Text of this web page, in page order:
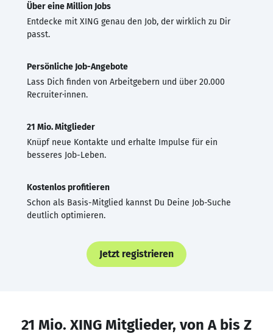
Über eine Million Jobs
Entdecke mit XING genau den Job, der wirklich zu Dir
passt.
Persönliche Job-Angebote
Lass Dich finden von Arbeitgebern und über 20.000
Recruiter·innen.
21 Mio. Mitglieder
Knüpf neue Kontakte und erhalte Impulse für ein
besseres Job-Leben.
Kostenlos profitieren
Schon als Basis-Mitglied kannst Du Deine Job-Suche
deutlich optimieren.
Jetzt registrieren
21 Mio. XING Mitglieder, von A bis Z